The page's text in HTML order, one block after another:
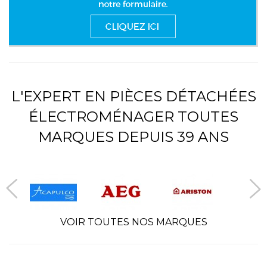
L'EXPERT EN PIÈCES DÉTACHÉES
ÉLECTROMÉNAGER TOUTES
MARQUES DEPUIS 39 ANS
VOIR TOUTES NOS MARQUES